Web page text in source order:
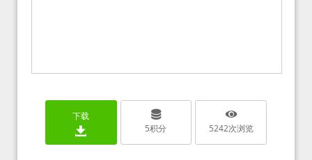
下载
5积分 5242次浏览